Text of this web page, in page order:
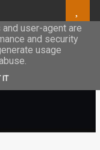
deliver its services
user-agent are
and security
usage
IT